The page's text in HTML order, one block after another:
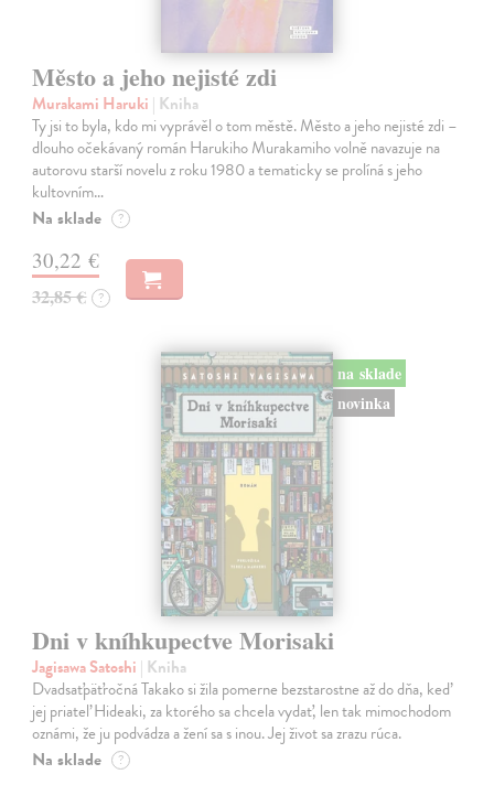
Město a jeho nejisté zdi
Murakami Haruki | Kniha
Ty jsi to byla, kdo mi vyprávěl o tom městě. Město a jeho nejisté zdi –
dlouho očekávaný román Harukiho Murakamiho volně navazuje na
autorovu starší novelu z roku 1980 a tematicky se prolíná s jeho
kultovním…
Na sklade ?
30,22 €
32,85 € ?
na sklade
novinka
Dni v kníhkupectve Morisaki
Jagisawa Satoshi | Kniha
Dvadsaťpäťročná Takako si žila pomerne bezstarostne až do dňa, keď
jej priateľ Hideaki, za ktorého sa chcela vydať, len tak mimochodom
oznámi, že ju podvádza a žení sa s inou. Jej život sa zrazu rúca.
Na sklade ?